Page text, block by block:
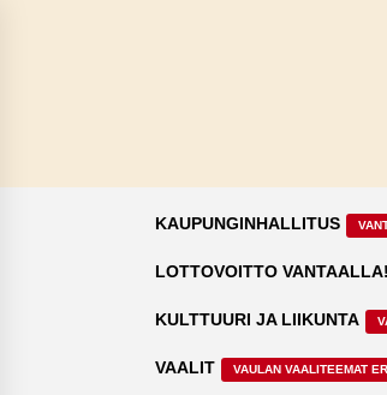
KAUPUNGINHALLITUS
LOTTOVOITTO VANTAALLA!
KULTTUURI JA LIIKUNTA
VAALIT VAULAN VAALITEEMAT